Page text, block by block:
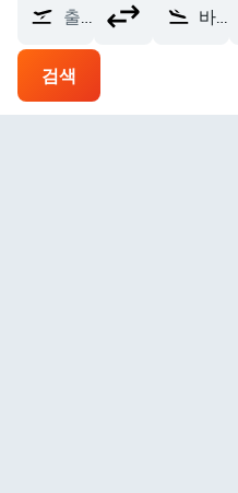
출발지 바기오 로아칸공항 (BAG)
검색